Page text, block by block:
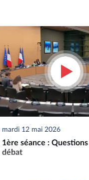
mardi 12 mai 2026
1ère séance :
débat